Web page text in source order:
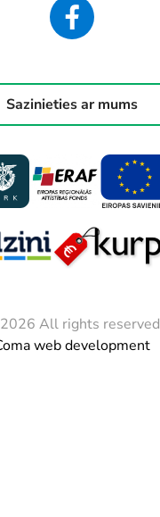
Sazinieties ar mums
All rights reserved
web development